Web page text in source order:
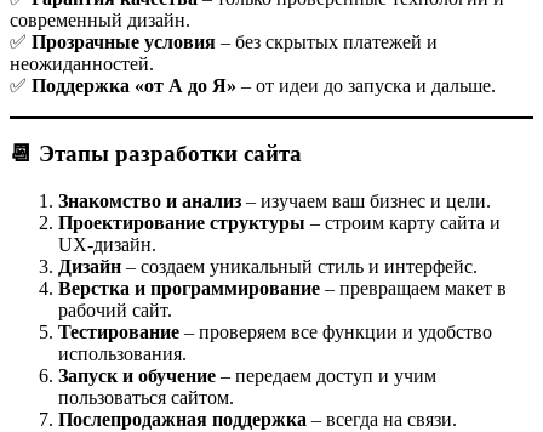
современный дизайн.
✅ Прозрачные условия – без скрытых платежей и
неожиданностей.
✅ Поддержка «от А до Я» – от идеи до запуска и дальше.
📆 Этапы разработки сайта
Знакомство и анализ – изучаем ваш бизнес и цели.
Проектирование структуры – строим карту сайта и
UX-дизайн.
Дизайн – создаем уникальный стиль и интерфейс.
Верстка и программирование – превращаем макет в
рабочий сайт.
Тестирование – проверяем все функции и удобство
использования.
Запуск и обучение – передаем доступ и учим
пользоваться сайтом.
Послепродажная поддержка – всегда на связи.